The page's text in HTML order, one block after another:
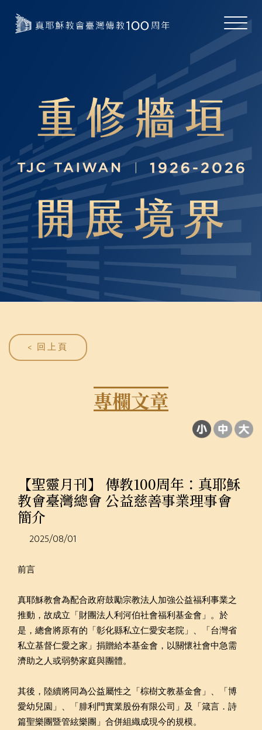
< 回上頁
專欄文章
【聖靈月刊】 傳教100周年：真耶穌
教會臺灣總會 公益慈善事業理事會
簡介
2025/08/01
前言
真耶穌教會為配合政府鼓勵宗教法人加強公益福利事業之
推動，故成立「財團法人利河伯社會福利基金會」。於
是，總會將原有的「彰化縣私立仁愛安老院」、「台灣省
私立基督仁愛之家」捐贈給本基金會，以關懷社會中急需
濟助之人或弱勢家庭與團體。
其後，陸續將同為公益屬性之「棕樹文教基金會」、「博
愛幼兒園」、「腓利門實業股份有限公司」及「箴言．詩
篇聖樂團暨管絃樂團」合併組織成現今的規模。